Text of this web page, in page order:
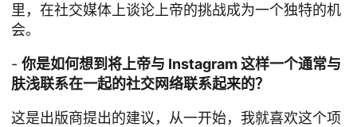
里，在社交媒体上谈论上帝的挑战成为一个独特的机
会。
- 你是如何想到将上帝与 Instagram 这样一个通常与
肤浅联系在一起的社交网络联系起来的？
这是出版商提出的建议，从一开始，我就喜欢这个项